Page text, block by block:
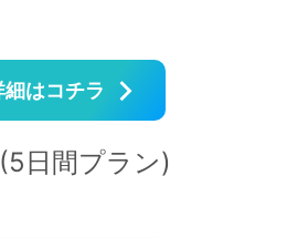
細はコチラ
日間プラン)